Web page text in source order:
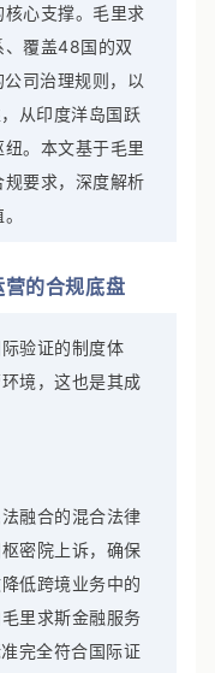
心支撑。毛里求
、覆盖48国的双
司治理规则，以
从印度洋岛国跃
。本文基于毛里
要求，深度解析
的合规底盘
验证的制度体
境，这也是其成
融合的混合法律
密院上诉，确保
低跨境业务中的
里求斯金融服务
完全符合国际证